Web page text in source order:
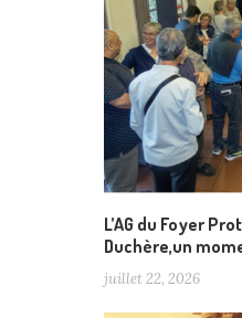
L’AG du Foyer
Duchère,un
juillet 22, 2026